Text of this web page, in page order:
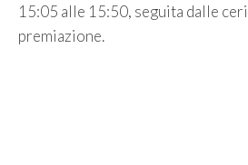
15:05 alle 15:50, seguita dalle
premiazione.